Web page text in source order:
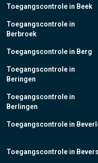
Toegangscontrole in Beek
Toegangscontrole in
Berbroek
Toegangscontrole in Berg
Toegangscontrole in
Beringen
Toegangscontrole in
Berlingen
Toegangscontrole in
Toegangscontrole in